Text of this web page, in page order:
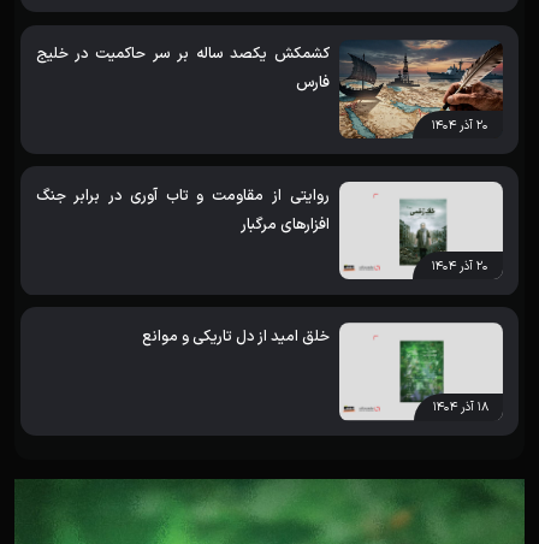
۲۰ آذر ۱۴۰۴
کشمکش یکصد ساله بر سر حاکمیت در خلیج
فارس
۲۰ آذر ۱۴۰۴
روایتی از مقاومت و تاب آوری در برابر جنگ
افزارهای مرگبار
۱۸ آذر ۱۴۰۴
خلق امید از دل تاریکی و موانع